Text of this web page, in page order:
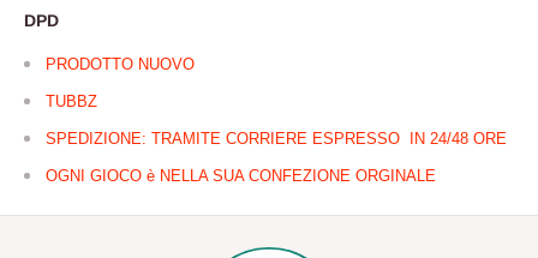
DPD
PRODOTTO NUOVO
TUBBZ
SPEDIZIONE: TRAMITE CORRIERE ESPRESSO IN 24/48 ORE
OGNI GIOCO è NELLA SUA CONFEZIONE ORGINALE